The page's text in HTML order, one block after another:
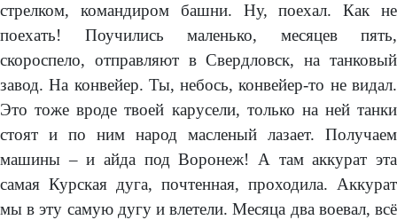
стрелком, командиром башни. Ну, поехал. Как не
поехать! Поучились маленько, месяцев пять,
скороспело, отправляют в Свердловск, на танковый
завод. На конвейер. Ты, небось, конвейер-то не видал.
Это тоже вроде твоей карусели, только на ней танки
стоят и по ним народ масленый лазает. Получаем
машины – и айда под Воронеж! А там аккурат эта
самая Курская дуга, почтенная, проходила. Аккурат
мы в эту самую дугу и влетели. Месяца два воевал, всё